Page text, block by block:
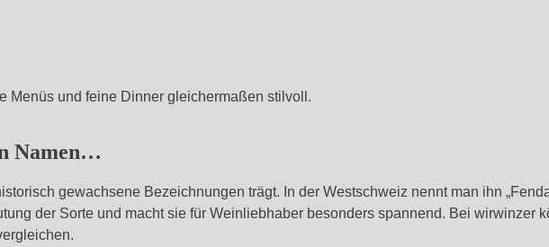
Menüs und feine Dinner gleichermaßen stilvoll.
Namen…
gewachsene Bezeichnungen trägt. In der Westschweiz nennt man ihn
der Sorte und macht sie für Weinliebhaber besonders spannend. Bei wirwinzer